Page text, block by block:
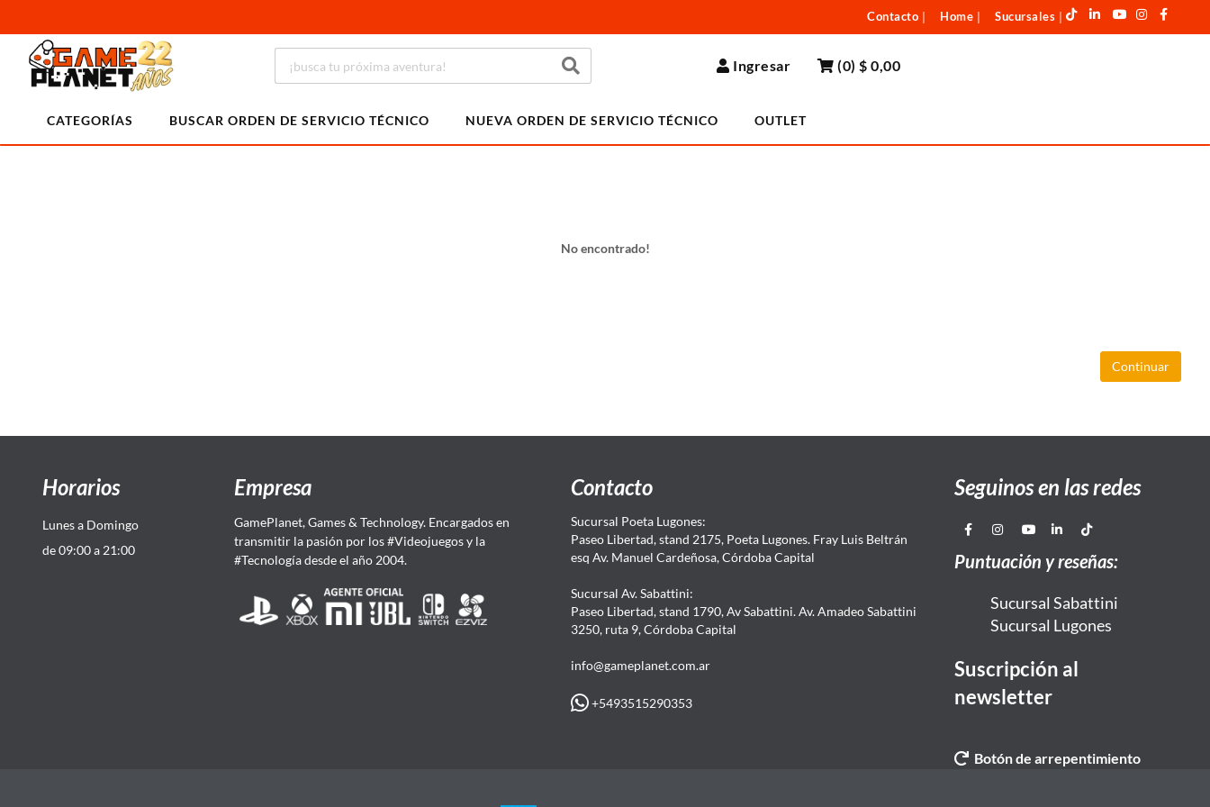
Contacto Home Sucursales
Ingresar (0)$ 0,00
CATEGORÍAS BUSCAR ORDEN DE SERVICIO TÉCNICO NUEVA ORDEN DE SERVICIO TÉCNICO OUTLET
No encontrado!
Continuar
Horarios
Lunes a Domingo
de 09:00 a 21:00
Empresa
GamePlanet, Games & Technology. Encargados en
transmitir la pasión por los #Videojuegos y la
#Tecnología desde el año 2004.
Contacto
Sucursal Poeta Lugones:
Paseo Libertad, stand 2175, Poeta Lugones. Fray Luis Beltrán
esq Av. Manuel Cardeñosa, Córdoba Capital
Sucursal Av. Sabattini:
Paseo Libertad, stand 1790, Av Sabattini. Av. Amadeo Sabattini
3250, ruta 9, Córdoba Capital
info@gameplanet.com.ar
+5493515290353
Seguinos en las redes
Puntuación y reseñas:
Sucursal Sabattini
Sucursal Lugones
Suscripción al
newsletter
Botón de arrepentimiento